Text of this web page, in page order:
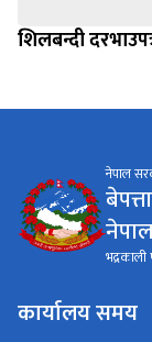
शिलबन्दी
नेपाल
भद्रकाली
कार्यालय समय